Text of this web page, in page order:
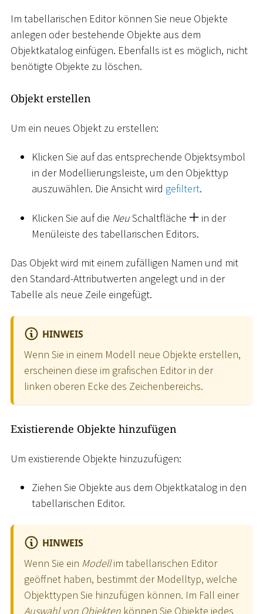
Im tabellarischen Editor können Sie neue Objekte
anlegen oder bestehende Objekte aus dem
Objektkatalog einfügen. Ebenfalls ist es möglich, nicht
benötigte Objekte zu löschen.
Objekt erstellen
Um ein neues Objekt zu erstellen:
Klicken Sie auf das entsprechende Objektsymbol
in der Modellierungsleiste, um den Objekttyp
auszuwählen. Die Ansicht wird gefiltert.
Klicken Sie auf die NeuSchaltfläche
in der
Menüleiste des tabellarischen Editors.
Das Objekt wird mit einem zufälligen Namen und mit
den Standard-Attributwerten angelegt und in der
Tabelle als neue Zeile eingefügt.
HINWEIS
Wenn Sie in einem Modell neue Objekte erstellen,
erscheinen diese im grafischen Editor in der
linken oberen Ecke des Zeichenbereichs.
Existierende Objekte hinzufügen
Um existierende Objekte hinzuzufügen:
Ziehen Sie Objekte aus dem Objektkatalog in den
tabellarischen Editor.
HINWEIS
Wenn Sie ein Modellim tabellarischen Editor
geöffnet haben, bestimmt der Modelltyp, welche
Objekttypen Sie hinzufügen können. Im Fall einer
Auswahl von Objekten können Sie Objekte jedes